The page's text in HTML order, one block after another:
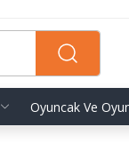
Oyuncak Ve